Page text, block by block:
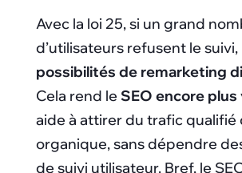
Avec la loi 25, si un grand
d’utilisateurs refusent le suivi,
possibilités de remarketing
Cela rend le SEO encore plus
aide à attirer du trafic qualifié
organique, sans dépendre
de suivi utilisateur. Bref, le